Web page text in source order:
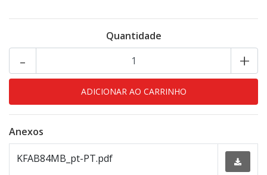
Quantidade
+
-
Anexos
KFAB84MB_pt-PT.pdf